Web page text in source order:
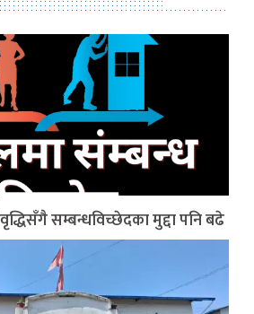
सम्बन्धविच्छेदका मुद्दा पनि बढे